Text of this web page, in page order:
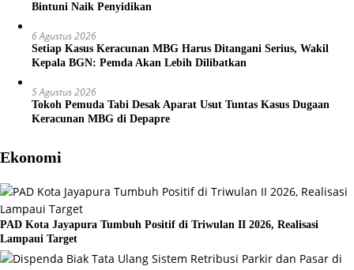
Bintuni Naik Penyidikan
6 Agustus 2026
Setiap Kasus Keracunan MBG Harus Ditangani Serius, Wakil
Kepala BGN: Pemda Akan Lebih Dilibatkan
5 Agustus 2026
Tokoh Pemuda Tabi Desak Aparat Usut Tuntas Kasus Dugaan
Keracunan MBG di Depapre
Ekonomi
PAD Kota Jayapura Tumbuh Positif di Triwulan II 2026, Realisasi
Lampaui Target